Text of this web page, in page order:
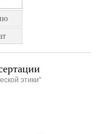
этики"